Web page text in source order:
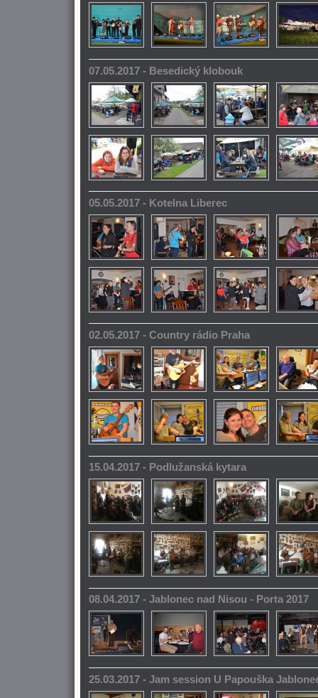
07.05.2017 - Besedický klobouk
05.05.2017 - Kotelna Liberec
02.05.2017 - Country rádio Praha
15.04.2017 - Podlužanská kytara
08.04.2017 - Jablonec nad Nisou - Porta 2017
25.03.2017 - Jam session U Papouška